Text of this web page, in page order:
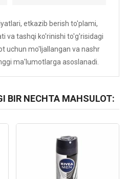
etkazib berish to'plami,
va tashqi ko'rinishi to'g'risidagi
uchun mo'ljallangan va nashr
ma'lumotlarga asoslanadi.
BIR NECHTA MAHSULOT: